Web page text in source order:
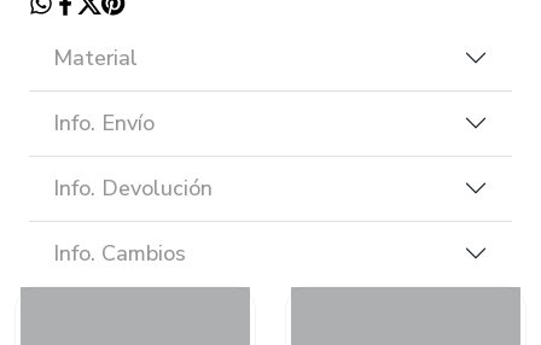
Material
Info. Envío
Info. Devolución
Info. Cambios